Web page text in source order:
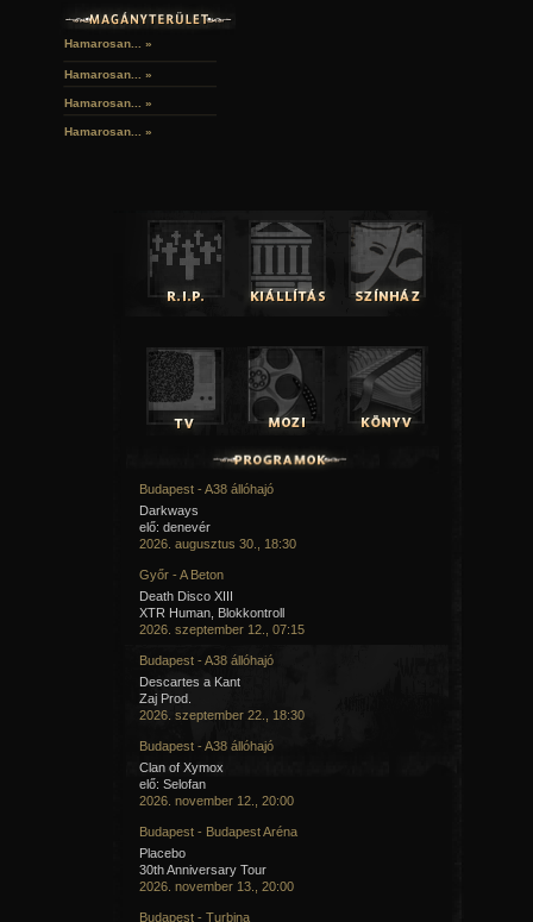
Hamarosan... »
Hamarosan... »
Hamarosan... »
Hamarosan... »
Budapest - A38 állóhajó
Darkways
elő: denevér
2026. augusztus 30., 18:30
Győr - A Beton
Death Disco XIII
XTR Human, Blokkontroll
2026. szeptember 12., 07:15
Budapest - A38 állóhajó
Descartes a Kant
Zaj Prod.
2026. szeptember 22., 18:30
Budapest - A38 állóhajó
Clan of Xymox
elő: Selofan
2026. november 12., 20:00
Budapest - Budapest Aréna
Placebo
30th Anniversary Tour
2026. november 13., 20:00
Budapest - Turbina